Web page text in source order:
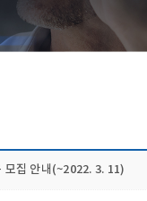
모집 안내(~2022. 3. 11)